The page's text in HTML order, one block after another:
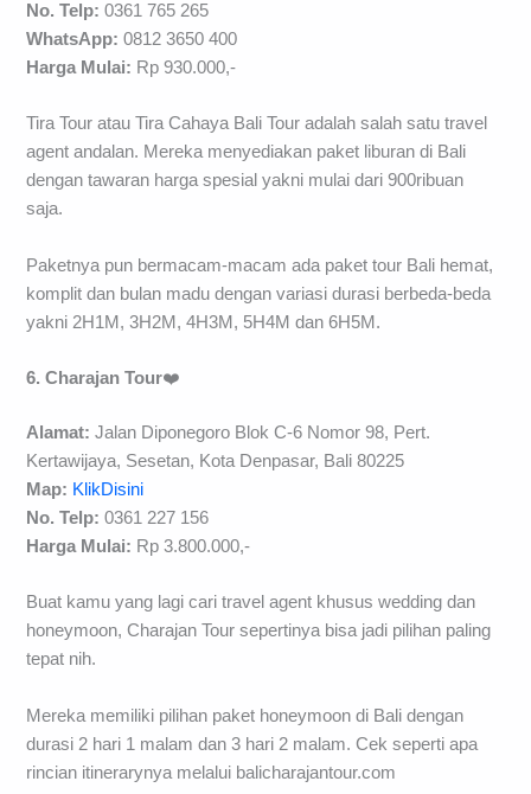
No. Telp: 0361 765 265
WhatsApp: 0812 3650 400
Harga Mulai: Rp 930.000,-
Tira Tour atau Tira Cahaya Bali Tour adalah salah satu travel
agent andalan. Mereka menyediakan paket liburan di Bali
dengan tawaran harga spesial yakni mulai dari 900ribuan
saja.
Paketnya pun bermacam-macam ada paket tour Bali hemat,
komplit dan bulan madu dengan variasi durasi berbeda-beda
yakni 2H1M, 3H2M, 4H3M, 5H4M dan 6H5M.
6. Charajan Tour❤️
Alamat: Jalan Diponegoro Blok C-6 Nomor 98, Pert.
Kertawijaya, Sesetan, Kota Denpasar, Bali 80225
Map: KlikDisini
No. Telp: 0361 227 156
Harga Mulai: Rp 3.800.000,-
Buat kamu yang lagi cari travel agent khusus wedding dan
honeymoon, Charajan Tour sepertinya bisa jadi pilihan paling
tepat nih.
Mereka memiliki pilihan paket honeymoon di Bali dengan
durasi 2 hari 1 malam dan 3 hari 2 malam. Cek seperti apa
rincian itinerarynya melalui balicharajantour.com